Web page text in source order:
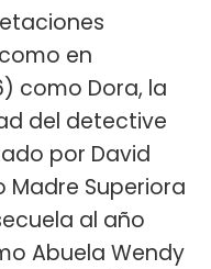
en
como Dora, la
del detective
por David
Madre Superiora
al año
Abuela Wendy